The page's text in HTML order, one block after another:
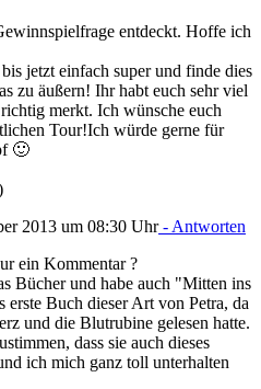
entdeckt. Hoffe ich
jetzt einfach super und finde dies
zu äußern! Ihr habt euch sehr viel
merkt. Ich wünsche euch
Tour!Ich würde gerne für
🙂
2013 um 08:30 Uhr- Antworten
ein Kommentar ?
Bücher und habe auch "Mitten ins
erste Buch dieser Art von Petra, da
und die Blutrubine gelesen hatte.
dass sie auch dieses
ich mich ganz toll unterhalten